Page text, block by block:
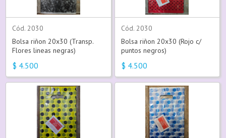
Cód. 2030
Bolsa riñon 20x30 (Transp.
Flores lineas negras)
$ 4.500
Cód. 2030
Bolsa riñon 20x30 (Rojo c/
puntos negros)
$ 4.500